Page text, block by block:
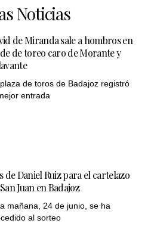
Noticias
de Miranda sale a hombros en
de toreo caro de Morante y
de toros de Badajoz registró
entrada
de Daniel Ruiz para el cartelazo
Juan en Badajoz
mañana, 24 de junio, se ha
al sorteo